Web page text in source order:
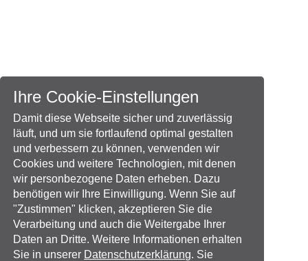
Ihre Cookie-Einstellungen
Damit diese Webseite sicher und zuverlässig
läuft, und um sie fortlaufend optimal gestalten
und verbessern zu können, verwenden wir
Cookies und weitere Technologien, mit denen
wir personbezogene Daten erheben. Dazu
benötigen wir Ihre Einwilligung. Wenn Sie auf
"Zustimmen" klicken, akzeptieren Sie die
Verarbeitung und auch die Weitergabe Ihrer
Daten an Dritte. Weitere Informationen erhalten
Sie in unserer Datenschutzerklärung. Sie